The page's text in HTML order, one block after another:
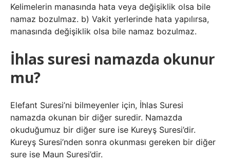
Kelimelerin manasında hata veya değişiklik olsa bile
namaz bozulmaz. b) Vakit yerlerinde hata yapılırsa,
manasında değişiklik olsa bile namaz bozulmaz.
İhlas suresi namazda okunur
mu?
Elefant Suresi’ni bilmeyenler için, İhlas Suresi
namazda okunan bir diğer suredir. Namazda
okuduğumuz bir diğer sure ise Kureyş Suresi’dir.
Kureyş Suresi’nden sonra okunması gereken bir diğer
sure ise Maun Suresi’dir.